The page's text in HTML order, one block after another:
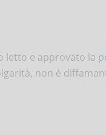
letto e approvato la
non è